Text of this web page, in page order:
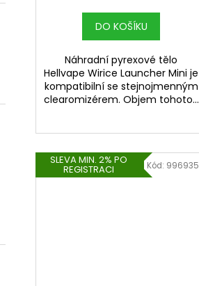
DO KOŠÍKU
Náhradní pyrexové tělo
Hellvape Wirice Launcher Mini je
kompatibilní se stejnojmenným
clearomizérem. Objem tohoto...
SLEVA MIN. 2% PO
REGISTRACI Kód: 996935